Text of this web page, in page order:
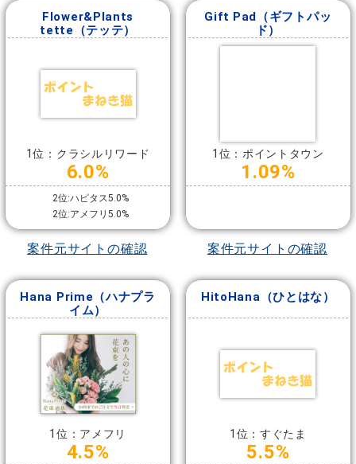
Flower&Plants
tette（テッテ）
1位：クラシルリワード
6.0%
2位:ハピタス5.0%
2位:アメフリ5.0%
案件元サイトの確認
Gift Pad（ギフトパッ
ド）
1位：ポイントタウン
1.09%
案件元サイトの確認
Hana Prime（ハナプラ
イム）
1位：アメフリ
4.5%
HitoHana（ひとはな）
1位：すぐたま
5.5%